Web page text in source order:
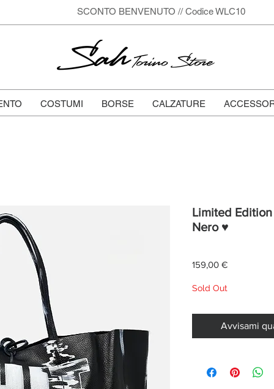
SCONTO BENVENUTO // Codice WLC10
SahTorino Store
COSTUMI BORSE CALZATURE
Limited
Nero ♥
159,00 €Prezzo
Sold Out
Avvisami